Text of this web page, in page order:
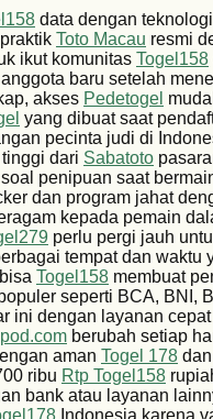
data dengan
Toto Macau resmi
ikut komunitas Togel158
baru setelah
akses Pedetogel
yang dibuat saat
pecinta judi di
dari Sabatoto
penipuan saat
dan program jahat
kepada pemain
perlu pergi jauh
tempat dan waktu
Togel158 membuat
seperti BCA, BNI,
ini dengan layanan
berubah setiap
aman Togel 178
ribu Rtp Togel158
bank atau layanan